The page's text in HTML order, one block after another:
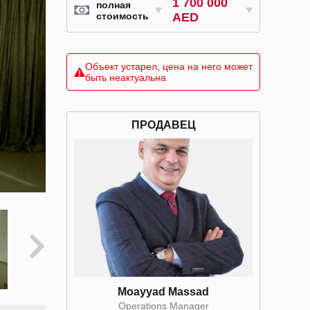
полная
стоимость
1 700 000
AED
Объект устарел, цена на него может
быть неактуальна
ПРОДАВЕЦ
Moayyad Massad
Operations Manager